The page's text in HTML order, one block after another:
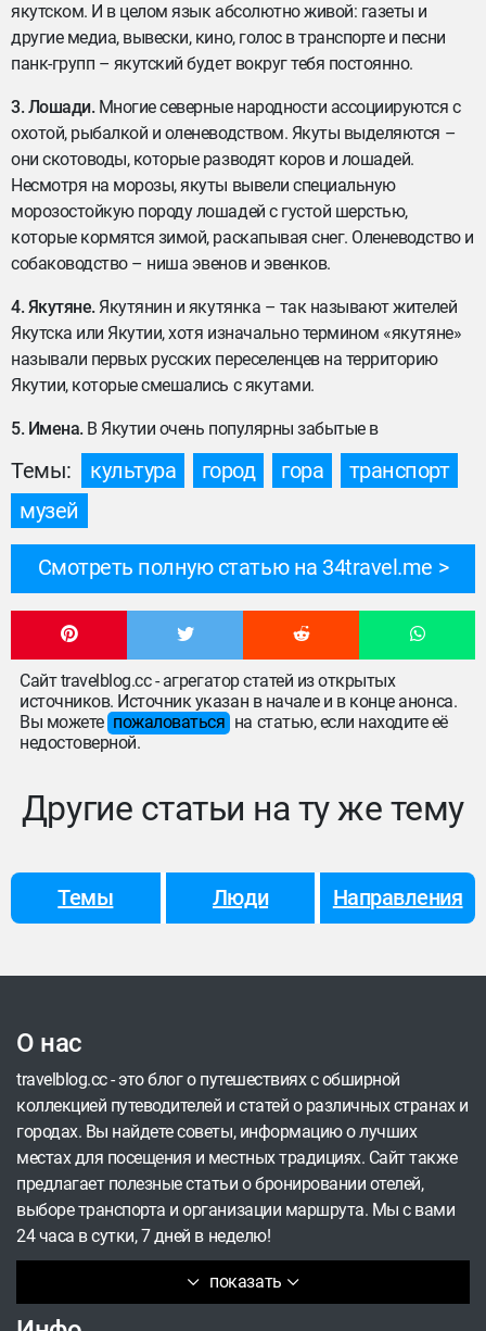
якутском. И в целом язык абсолютно живой: газеты и
другие медиа, вывески, кино, голос в транспорте и песни
панк-групп – якутский будет вокруг тебя постоянно.
3. Лошади. Многие северные народности ассоциируются с
охотой, рыбалкой и оленеводством. Якуты выделяются –
они скотоводы, которые разводят коров и лошадей.
Несмотря на морозы, якуты вывели специальную
морозостойкую породу лошадей с густой шерстью,
которые кормятся зимой, раскапывая снег. Оленеводство и
собаководство – ниша эвенов и эвенков.
4. Якутяне.Якутянин и якутянка – так называют жителей
Якутска или Якутии, хотя изначально термином «якутяне»
называли первых русских переселенцев на территорию
Якутии, которые смешались с якутами.
5. Имена. В Якутии очень популярны забытые в
Темы: культура город гора
транспорт
музей
Смотреть полную статью на 34travel.me
Сайт travelblog.cc - агрегатор статей из открытых
источников. Источник указан в начале и в конце анонса.
Вы можете пожаловаться на статью, если находите её
недостоверной.
Другие статьи на ту же тему
Темы Люди Направления
О нас
показать
travelblog.cc - это блог о путешествиях с обширной
коллекцией путеводителей и статей о различных странах и
городах. Вы найдете советы, информацию о лучших
местах для посещения и местных традициях. Сайт также
предлагает полезные статьи о бронировании отелей,
выборе транспорта и организации маршрута. Мы с вами
24 часа в сутки, 7 дней в неделю!